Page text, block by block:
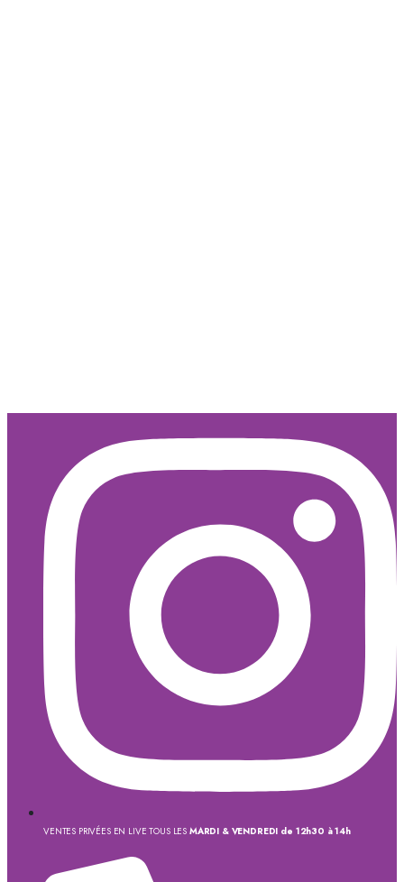
VENTES PRIVÉES EN LIVE TOUS LES MARDI & VENDREDI de 12h30 à 14h